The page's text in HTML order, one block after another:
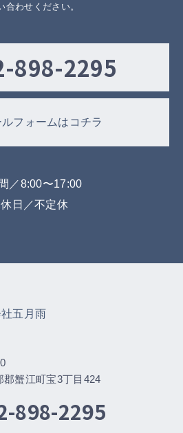
合わせください。
898-2295
ルフォームはコチラ
／8:00〜17:00
日／不定休
郡蟹江町宝3丁目424
898-2295